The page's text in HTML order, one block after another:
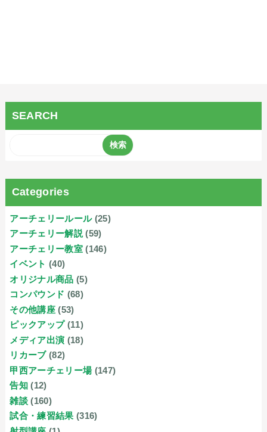
SEARCH
Categories
アーチェリールール (25)
アーチェリー解説 (59)
アーチェリー教室 (146)
イベント (40)
オリジナル商品 (5)
コンパウンド (68)
その他講座 (53)
ピックアップ (11)
メディア出演 (18)
リカーブ (82)
甲西アーチェリー場 (147)
告知 (12)
雑談 (160)
試合・練習結果 (316)